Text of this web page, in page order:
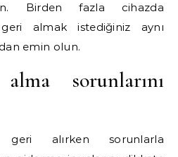
Birden fazla cihazda
almak istediğiniz aynı
emin olun.
sorunlarını
geri alırken sorunlarla